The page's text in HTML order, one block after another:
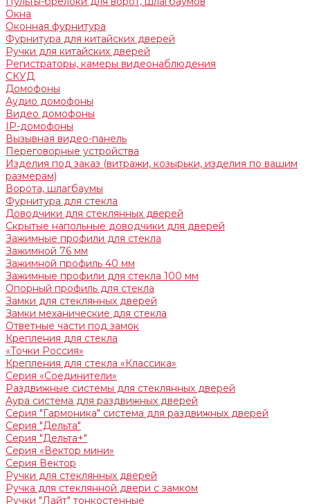
Окна
Оконная фурнитура
Фурнитура для китайских дверей
Ручки для китайских дверей
Регистраторы, камеры видеонаблюдения
СКУД
Домофоны
Аудио домофоны
Видео домофоны
IP-домофоны
Вызывная видео-панель
Переговорные устройства
Изделия под заказ (витражи, козырьки, изделия по вашим
размерам)
Ворота, шлагбаумы
Фурнитура для стекла
Доводчики для стеклянных дверей
Скрытые напольные доводчики для дверей
Зажимные профили для стекла
Зажимной 76 мм
Зажимной профиль 40 мм
Зажимные профили для стекла 100 мм
Опорный профиль для стекла
Замки для стеклянных дверей
Замки механические для стекла
Ответные части под замок
Крепления для стекла
«Точки Россия»
Крепления для стекла «Классика»
Серия «Соединители»
Раздвижные системы для стеклянных дверей
Аура система для раздвижных дверей
Серия "Гармоника" система для раздвижных дверей
Серия "Дельта"
Серия "Дельта+"
Серия «Вектор мини»
Серия Вектор
Ручки для стеклянных дверей
Ручка для стеклянной двери с замком
Ручки "Лайт" тонкостенные